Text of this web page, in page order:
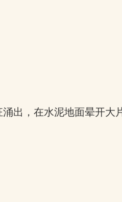
出，在水泥地面晕开大